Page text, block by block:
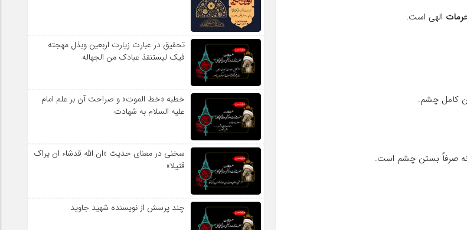
الهی است.
کامل چشم.
صرفاً بستن چشم است.
تحقیق در عبارت زیارت اربعین وبذل مهجته
فیک لیستنقذ عبادک من الجهاله
خطبه «خط الموت» و صراحت آن بر علم امام
علیه السلام به شهادت
سخنی در معنای حدیث «ان الله قدشاء ان یراک
قتیلا»
چند پرسش از نویسنده شهید جاوید